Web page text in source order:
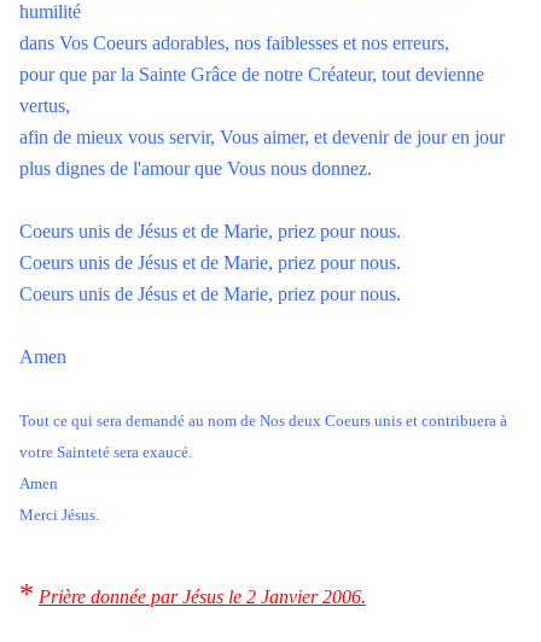
humilité
dans Vos Coeurs adorables, nos faiblesses et nos erreurs,
pour que par la Sainte Grâce de notre Créateur, tout devienne
vertus,
afin de mieux vous servir, Vous aimer, et devenir de jour en jour
plus dignes de l'amour que Vous nous donnez.
Coeurs unis de Jésus et de Marie, priez pour nous.
Coeurs unis de Jésus et de Marie, priez pour nous.
Coeurs unis de Jésus et de Marie, priez pour nous.
Amen
Tout ce qui sera demandé au nom de Nos deux Coeurs unis et contribuera à
votre Sainteté sera exaucé.
Amen
Merci Jésus.
* Prière donnée par Jésus le 2 Janvier 2006.